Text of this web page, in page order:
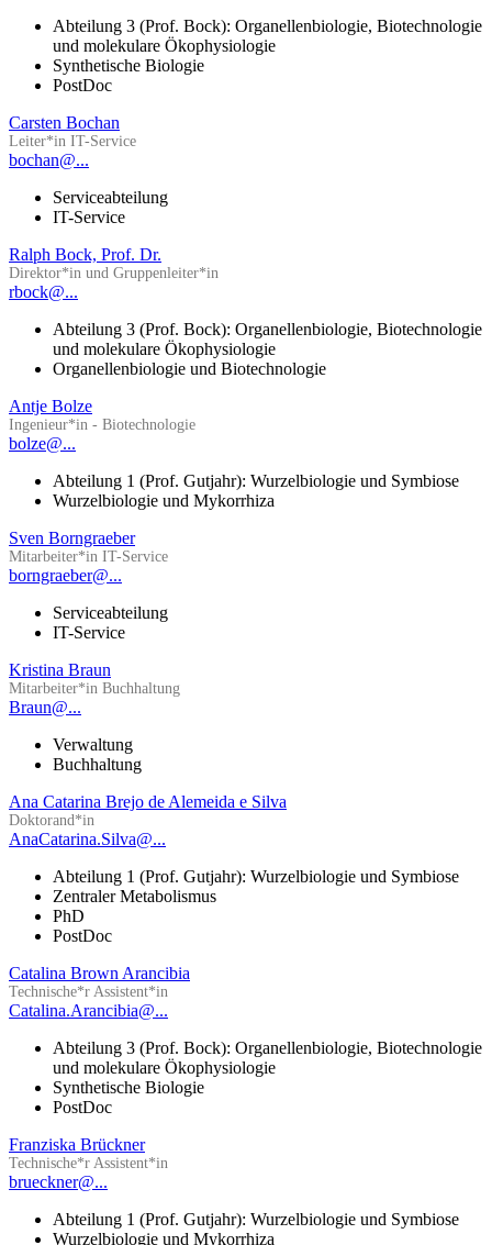
Abteilung 3 (Prof. Bock): Organellenbiologie, Biotechnologie
und molekulare Ökophysiologie
Synthetische Biologie
PostDoc
Carsten Bochan
Leiter*in IT-Service
bochan@...
Serviceabteilung
IT-Service
Ralph Bock, Prof. Dr.
Direktor*in und Gruppenleiter*in
rbock@...
Abteilung 3 (Prof. Bock): Organellenbiologie, Biotechnologie
und molekulare Ökophysiologie
Organellenbiologie und Biotechnologie
Antje Bolze
Ingenieur*in - Biotechnologie
bolze@...
Abteilung 1 (Prof. Gutjahr): Wurzelbiologie und Symbiose
Wurzelbiologie und Mykorrhiza
Sven Borngraeber
Mitarbeiter*in IT-Service
borngraeber@...
Serviceabteilung
IT-Service
Kristina Braun
Mitarbeiter*in Buchhaltung
Braun@...
Verwaltung
Buchhaltung
Ana Catarina Brejo de Alemeida e Silva
Doktorand*in
AnaCatarina.Silva@...
Abteilung 1 (Prof. Gutjahr): Wurzelbiologie und Symbiose
Zentraler Metabolismus
PhD
PostDoc
Catalina Brown Arancibia
Technische*r Assistent*in
Catalina.Arancibia@...
Abteilung 3 (Prof. Bock): Organellenbiologie, Biotechnologie
und molekulare Ökophysiologie
Synthetische Biologie
PostDoc
Franziska Brückner
Technische*r Assistent*in
brueckner@...
Abteilung 1 (Prof. Gutjahr): Wurzelbiologie und Symbiose
Wurzelbiologie und Mykorrhiza